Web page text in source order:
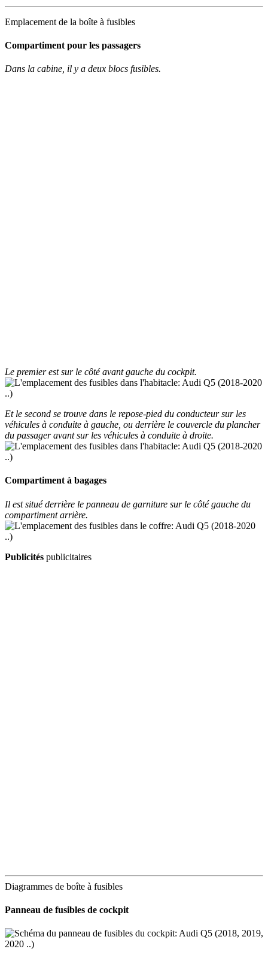
Emplacement de la boîte à fusibles
Compartiment pour les passagers
Dans la cabine, il y a deux blocs fusibles.
Le premier est sur le côté avant gauche du cockpit.
Et le second se trouve dans le repose-pied du conducteur sur les
véhicules à conduite à gauche, ou derrière le couvercle du plancher
du passager avant sur les véhicules à conduite à droite.
Compartiment à bagages
Il est situé derrière le panneau de garniture sur le côté gauche du
compartiment arrière.
Publicités publicitaires
Diagrammes de boîte à fusibles
Panneau de fusibles de cockpit